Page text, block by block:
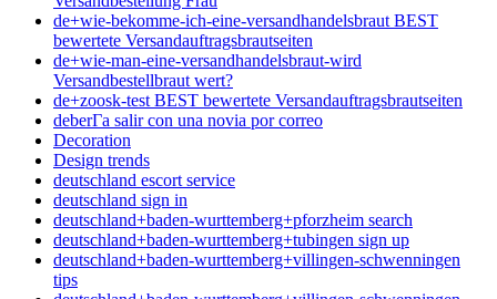
de+wie-bekomme-ich-eine-versandhandelsbraut BEST
bewertete Versandauftragsbrautseiten
de+wie-man-eine-versandhandelsbraut-wird
Versandbestellbraut wert?
de+zoosk-test BEST bewertete Versandauftragsbrautseiten
deberГ­a salir con una novia por correo
Decoration
Design trends
deutschland escort service
deutschland sign in
deutschland+baden-wurttemberg+pforzheim search
deutschland+baden-wurttemberg+tubingen sign up
deutschland+baden-wurttemberg+villingen-schwenningen
tips